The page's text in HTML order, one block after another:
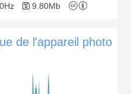
9.80Mb
de l'appareil photo